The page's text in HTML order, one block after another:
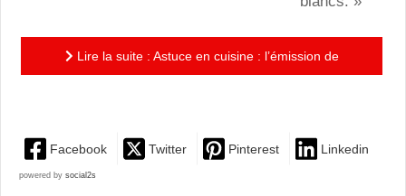
Lire la suite : Astuce en cuisine : l’émission de
Facebook Twitter Pinterest Linkedin
powered by social2s